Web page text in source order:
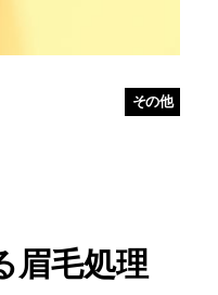
その他
眉毛処理